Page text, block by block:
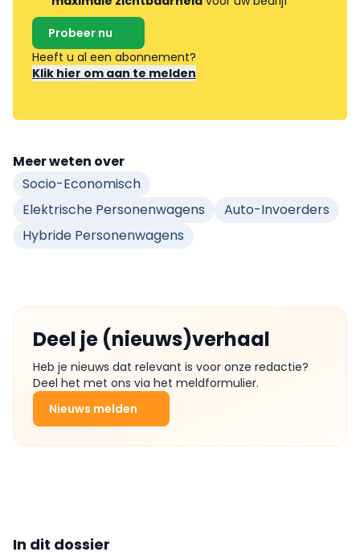
Probeer nu
Heeft u al een abonnement?
Klik hier om aan te melden
Meer weten over
Socio-Economisch
Elektrische Personenwagens
Auto-Invoerders
Hybride Personenwagens
Deel je (nieuws)verhaal
Heb je nieuws dat relevant is voor onze redactie?
Deel het met ons via het meldformulier.
Nieuws melden
In dit dossier